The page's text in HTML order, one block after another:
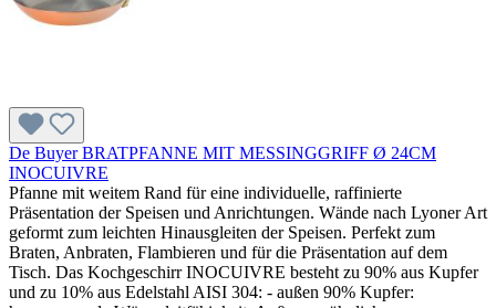
De Buyer BRATPFANNE MIT MESSINGGRIFF Ø 24CM
INOCUIVRE
Pfanne mit weitem Rand für eine individuelle, raffinierte
Präsentation der Speisen und Anrichtungen. Wände nach Lyoner Art
geformt zum leichten Hinausgleiten der Speisen. Perfekt zum
Braten, Anbraten, Flambieren und für die Präsentation auf dem
Tisch. Das Kochgeschirr INOCUIVRE besteht zu 90% aus Kupfer
und zu 10% aus Edelstahl AISI 304: - außen 90% Kupfer: